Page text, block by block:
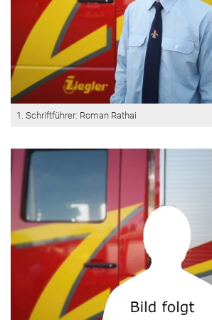
1. Schriftführer: Roman Rathai